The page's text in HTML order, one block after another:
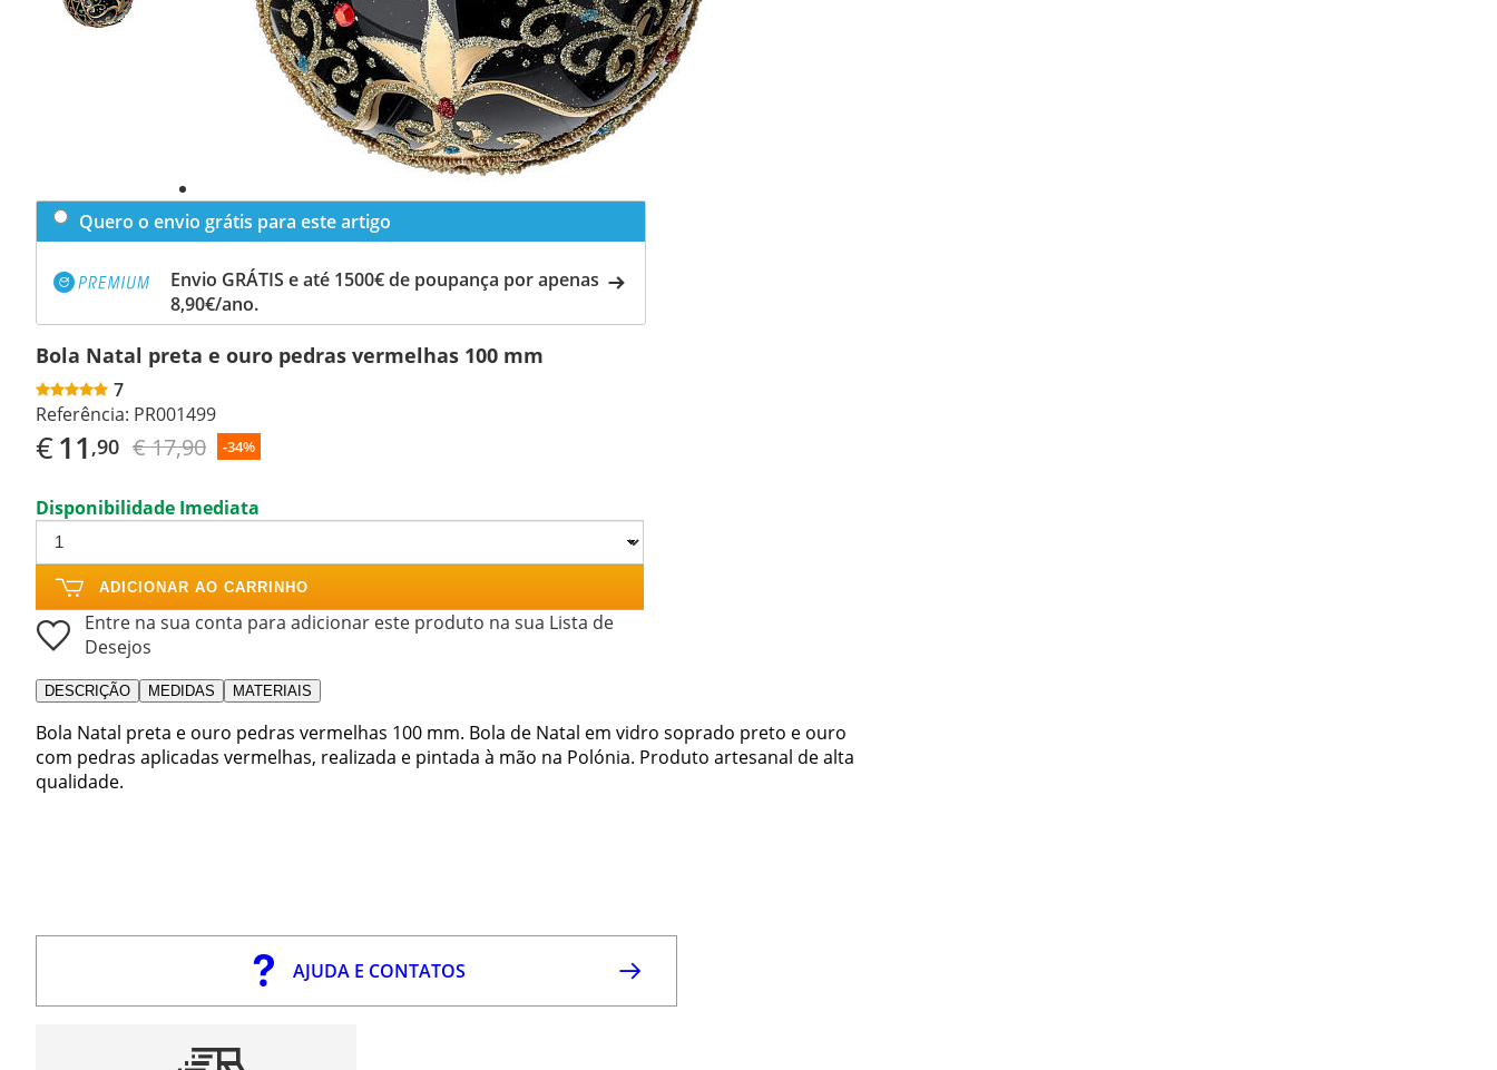
Quero o envio grátis para este artigo
Envio GRÁTIS e até 1500€ de poupança por apenas
8,90€/ano.
Bola Natal preta e ouro pedras vermelhas 100 mm
7
Referência: PR001499
€11 ,90 € 17,90 -34%
Disponibilidade Imediata
ADICIONAR AO CARRINHO
Entre na sua conta para adicionar este produto na sua Lista de
Desejos
DESCRIÇÃO MEDIDAS MATERIAIS
Bola Natal preta e ouro pedras vermelhas 100 mm. Bola de Natal em vidro soprado preto e ouro
com pedras aplicadas vermelhas, realizada e pintada à mão na Polónia. Produto artesanal de alta
qualidade.
AJUDA E CONTATOS